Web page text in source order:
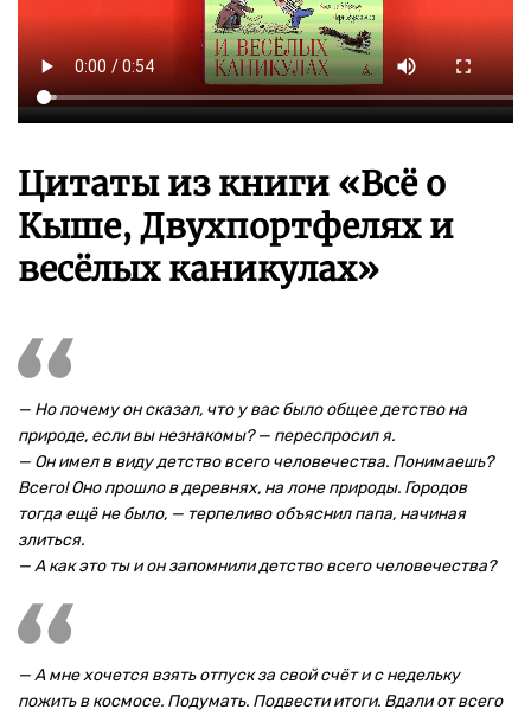
Цитаты из книги «Всё о
Кыше, Двухпортфелях и
весёлых каникулах»
— Но почему он сказал, что у вас было общее детство на
природе, если вы незнакомы? — переспросил я.
— Он имел в виду детство всего человечества. Понимаешь?
Всего! Оно прошло в деревнях, на лоне природы. Городов
тогда ещё не было, — терпеливо объяснил папа, начиная
злиться.
— А как это ты и он запомнили детство всего человечества?
— А мне хочется взять отпуск за свой счёт и с недельку
пожить в космосе. Подумать. Подвести итоги. Вдали от всего